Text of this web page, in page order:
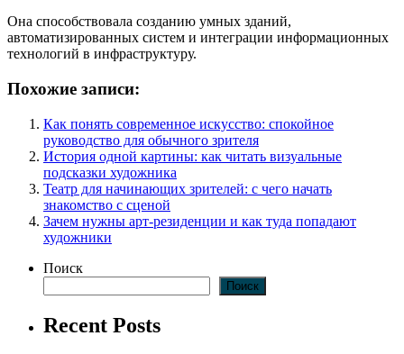
Она способствовала созданию умных зданий,
автоматизированных систем и интеграции информационных
технологий в инфраструктуру.
Похожие записи:
Как понять современное искусство: спокойное
руководство для обычного зрителя
История одной картины: как читать визуальные
подсказки художника
Театр для начинающих зрителей: с чего начать
знакомство с сценой
Зачем нужны арт-резиденции и как туда попадают
художники
Поиск
Поиск
Recent Posts